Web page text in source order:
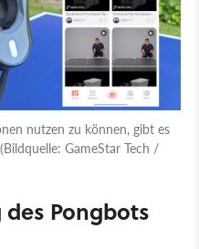
nutzen zu können, gibt es
GameStar Tech /
Pongbots